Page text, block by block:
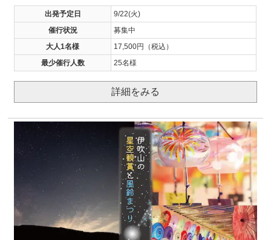
出発予定日
9/22(火)
催行状況
募集中
大人1名様
17,500円（税込）
最少催行人数
25名様
詳細をみる